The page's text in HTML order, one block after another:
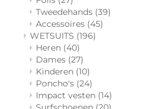
Tweedehands (39)
Accessoires (45)
WETSUITS (196)
Heren (40)
Dames (27)
Kinderen (10)
Poncho's (24)
Impact vesten (14)